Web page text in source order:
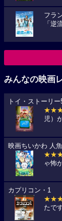
フラ
「逆
みんなの映画
トイ・ストーリー
児）
映画ちいかわ 人
ゃ怖
カプリコン・1
たで